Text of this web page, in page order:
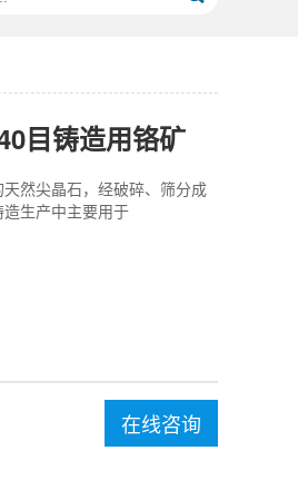
目铸造用铬矿
然尖晶石，经破碎、筛分成
生产中主要用于
在线咨询